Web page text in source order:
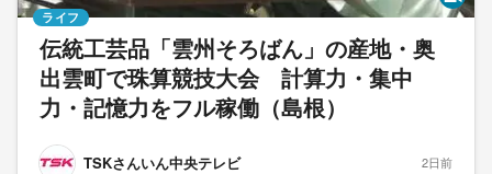
伝統工芸品「雲州そろばん」の産地・奥
出雲町で珠算競技大会 計算力・集中
力・記憶力をフル稼働（島根）
TSKさんいん中央テレビ
ライフ
2日前